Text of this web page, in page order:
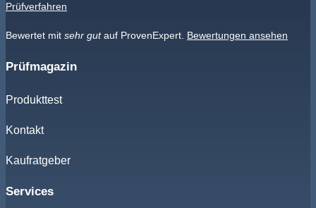
Prüfverfahren
Bewertet mit sehr gutauf ProvenExpert. Bewertungen ansehen
Prüfmagazin
Produkttest
Kontakt
Kaufratgeber
Services